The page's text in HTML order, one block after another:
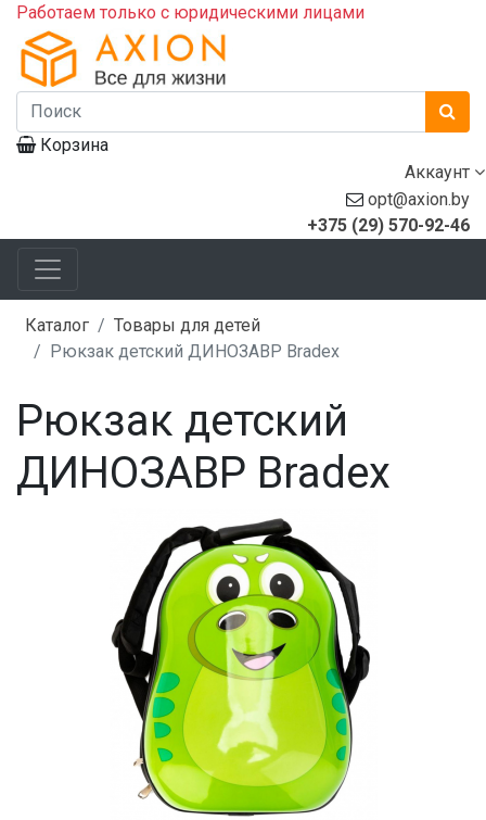
Работаем только с юридическими лицами
Корзина
Аккаунт
opt@axion.by
+375 (29) 570-92-46
Каталог
Товары для детей
Рюкзак детский ДИНОЗАВР Bradex
Рюкзак детский
ДИНОЗАВР Bradex